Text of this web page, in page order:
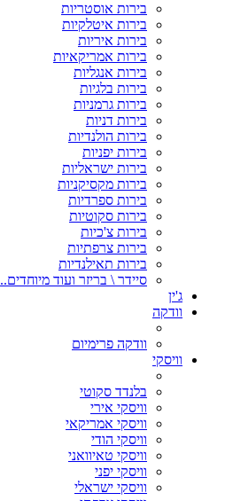
בירות אוסטריות
בירות איטלקיות
בירות איריות
בירות אמריקאיות
בירות אנגליות
בירות בלגיות
בירות גרמניות
בירות דניות
בירות הולנדיות
בירות יפניות
בירות ישראליות
בירות מקסיקניות
בירות ספרדיות
בירות סקוטיות
בירות צ'כיות
בירות צרפתיות
בירות תאילנדיות
סיידר \ בריזר ועוד מיוחדים..
ג'ין
וודקה
וודקה פרימיום
וויסקי
בלנדד סקוטי
וויסקי אירי
וויסקי אמריקאי
וויסקי הודי
וויסקי טאיוואני
וויסקי יפני
וויסקי ישראלי